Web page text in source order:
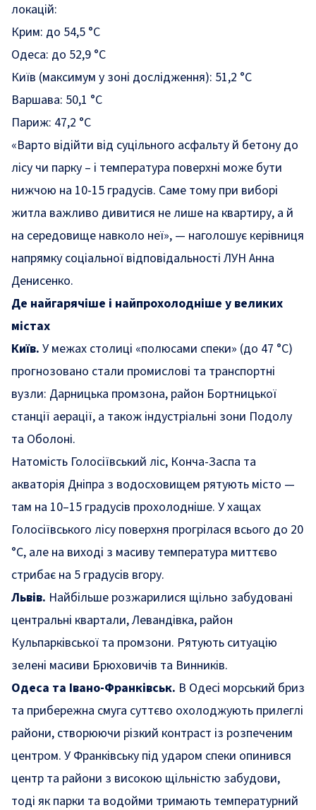
локацій:
Крим: до 54,5 °C
Одеса: до 52,9 °C
Київ (максимум у зоні дослідження): 51,2 °C
Варшава: 50,1 °C
Париж: 47,2 °C
«Варто відійти від суцільного асфальту й бетону до
лісу чи парку – і температура поверхні може бути
нижчою на 10-15 градусів. Саме тому при виборі
житла важливо дивитися не лише на квартиру, а й
на середовище навколо неї», — наголошує керівниця
напрямку соціальної відповідальності ЛУН Анна
Денисенко.
Де найгарячіше і найпрохолодніше у великих
містах
Київ. У межах столиці «полюсами спеки» (до 47 °C)
прогнозовано стали промислові та транспортні
вузли: Дарницька промзона, район Бортницької
станції аерації, а також індустріальні зони Подолу
та Оболоні.
Натомість Голосіївський ліс, Конча-Заспа та
акваторія Дніпра з водосховищем рятують місто —
там на 10–15 градусів прохолодніше. У хащах
Голосіївського лісу поверхня прогрілася всього до 20
°C, але на виході з масиву температура миттєво
стрибає на 5 градусів вгору.
Львів. Найбільше розжарилися щільно забудовані
центральні квартали, Левандівка, район
Кульпарківської та промзони. Рятують ситуацію
зелені масиви Брюховичів та Винників.
Одеса та Івано-Франківськ. В Одесі морський бриз
та прибережна смуга суттєво охолоджують прилеглі
райони, створюючи різкий контраст із розпеченим
центром. У Франківську під ударом спеки опинився
центр та райони з високою щільністю забудови,
тоді як парки та водойми тримають температурний